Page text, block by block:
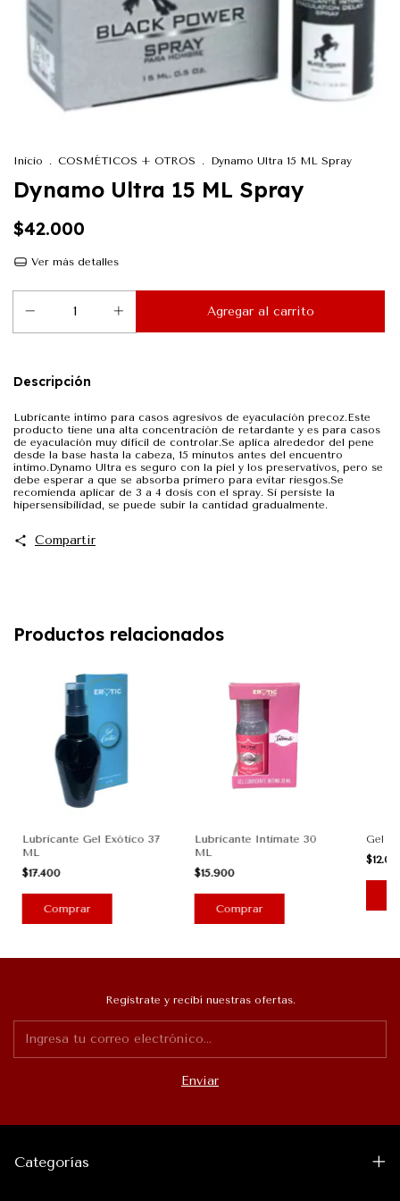
Inicio . COSMÉTICOS + OTROS . Dynamo Ultra 15 ML Spray
Dynamo Ultra 15 ML Spray
$42.000
Ver más detalles
Descripción
Lubricante íntimo para casos agresivos de eyaculación precoz.Este
producto tiene una alta concentración de retardante y es para casos
de eyaculación muy difícil de controlar.Se aplica alrededor del pene
desde la base hasta la cabeza, 15 minutos antes del encuentro
íntimo.Dynamo Ultra es seguro con la piel y los preservativos, pero se
debe esperar a que se absorba primero para evitar riesgos.Se
recomienda aplicar de 3 a 4 dosis con el spray. Si persiste la
hipersensibilidad, se puede subir la cantidad gradualmente.
Compartir
Productos relacionados
Lubricante Gel Exótico 37
ML
$17.400
Lubricante Intimate 30
ML
$15.900
Gel
Registrate y recibí nuestras ofertas.
Categorías